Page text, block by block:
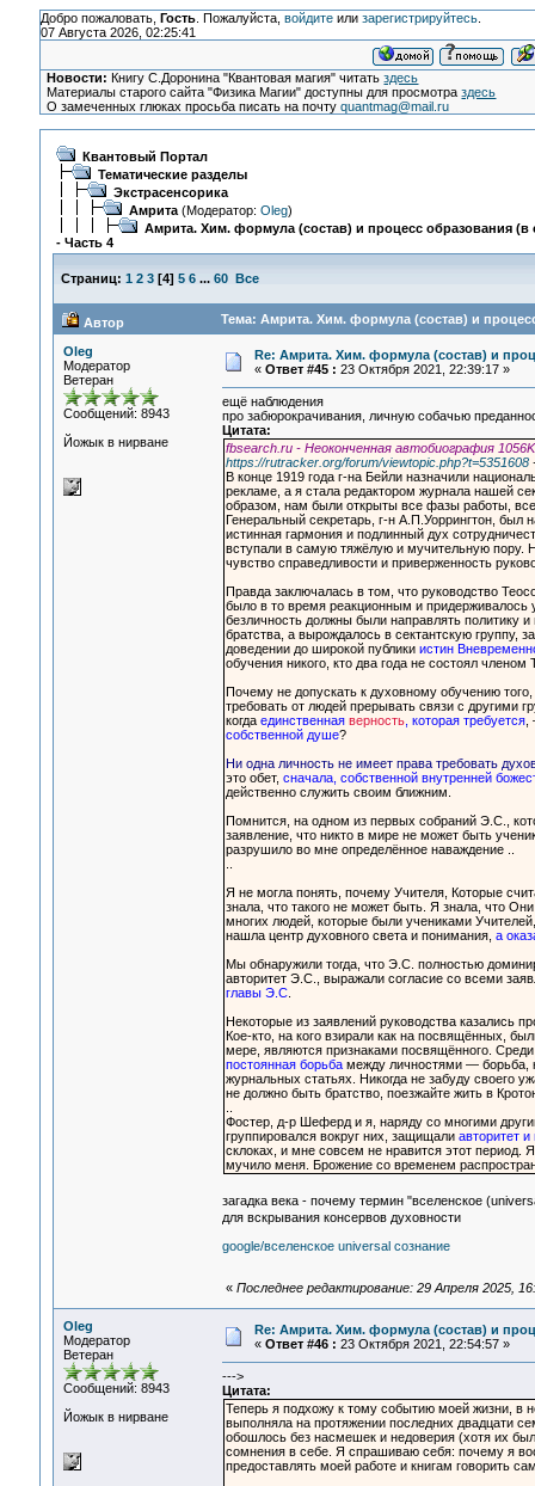
Добро пожаловать, Гость. Пожалуйста, войдитеили зарегистрируйтесь.
07 Августа 2026, 02:25:41
Новости: Книгу С.Доронина "Квантовая магия" читатьздесь
Материалы старого сайта "Физика Магии" доступны для просмотраздесь
О замеченных глюках просьба писать на почтуquantmag@mail.ru
Квантовый Портал
Тематические разделы
Экстрасенсорика
Амрита(Модератор: Oleg)
Амрита. Хим. формула (состав) и процесс образования (в
- Часть 4
Страниц: 1 2 3[4] 5 6 ... 60 Все
Автор Тема: Амрита. Хим. формула (состав) и
Oleg
Модератор
Ветеран
Сообщений: 8943
Йожык в нирване
Re: Амрита. Хим. формула (состав) и
« Ответ #45 : 23 Октября 2021, 22:39:17 »
ещё наблюдения
про забюрокрачивания, личную собачью
Цитата:
fbsearch.ru - Неоконченная автобиография
https://rutracker.org/forum/viewtopic.php?t=5351608-
В конце 1919 года г-на Бейли назначили
рекламе, а я стала редактором журнала нашей
образом, нам были открыты все фазы работы,
Генеральный секретарь, г-н А.П.Уоррингтон,
истинная гармония и подлинный дух
вступали в самую тяжёлую и мучительную пору.
чувство справедливости и приверженность
Правда заключалась в том, что руководство
было в то время реакционным и придерживалось
безличность должны были направлять политику
братства, а вырождалось в сектантскую группу,
доведении до широкой публики истин
обучения никого, кто два года не состоял членом
Почему не допускать к духовному обучению
требовать от людей прерывать связи с другими
когда единственная верность, которая требуется,
собственной душе?
Ни одна личность не имеет права требовать
это обет, сначала, собственной внутренней
действенно служить своим ближним.
Помнится, на одном из первых собраний Э.С.,
заявление, что никто в мире не может быть
разрушило во мне определённое наваждение ..
Я не могла понять, почему Учителя, Которые
знала, что такого не может быть. Я знала, что
многих людей, которые были учениками
нашла центр духовного света и понимания, а
Мы обнаружили тогда, что Э.С. полностью
авторитет Э.С., выражали согласие со всеми
главы Э.С.
Некоторые из заявлений руководства
Кое-кто, на кого взирали как на посвящённых,
мере, являются признаками посвящённого.
постоянная борьбамежду личностями — борьба,
журнальных статьях. Никогда не забуду своего
не должно быть братство, поезжайте жить в
Фостер, д-р Шеферд и я, наряду со многими
группировался вокруг них, защищали авторитет и
склоках, и мне совсем не нравится этот период.
мучило меня. Брожение со временем
загадка века - почему термин "вселенское
для вскрывания консервов духовности
google/вселенское universal сознание
« Последнее редактирование: 29 Апреля 2025,
Oleg
Модератор
Ветеран
Сообщений: 8943
Йожык в нирване
Re: Амрита. Хим. формула (состав) и
« Ответ #46 : 23 Октября 2021, 22:54:57 »
--->
Цитата:
Теперь я подхожу к тому событию моей жизни, в
выполняла на протяжении последних двадцати
обошлось без насмешек и недоверия (хотя их
сомнения в себе. Я спрашиваю себя: почему я
предоставлять моей работе и книгам говорить